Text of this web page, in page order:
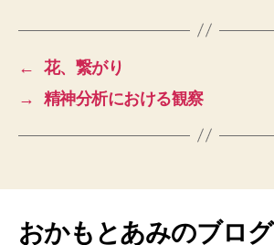
←
花、繋がり
→
精神分析における観察
おかもとあみのブログ